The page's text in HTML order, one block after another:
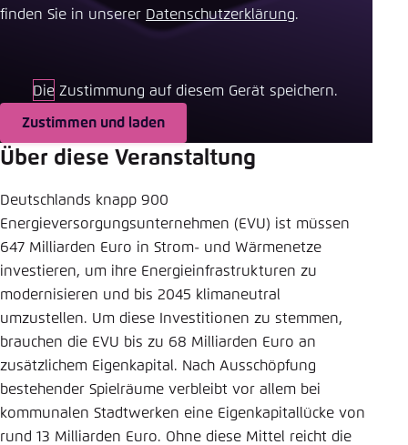
finden Sie in unserer ​ Datenschutzerklärung.
Die Zustimmung auf diesem Gerät speichern.
Zustimmen und laden
Über diese Veranstaltung
Deutschlands knapp 900
Energieversorgungsunternehmen (EVU) ist müssen
647 Milliarden Euro in Strom- und Wärmenetze
investieren, um ihre Energieinfrastrukturen zu
modernisieren und bis 2045 klimaneutral
umzustellen. Um diese Investitionen zu stemmen,
brauchen die EVU bis zu 68 Milliarden Euro an
zusätzlichem Eigenkapital. Nach Ausschöpfung
bestehender Spielräume verbleibt vor allem bei
kommunalen Stadtwerken eine Eigenkapitallücke von
rund 13 Milliarden Euro. Ohne diese Mittel reicht die